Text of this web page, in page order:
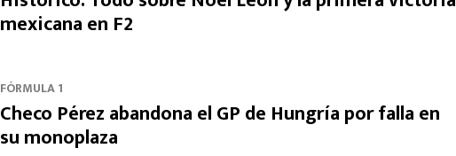
mexicana en F2
FÓRMULA 1
Checo Pérez abandona el GP de Hungría por falla en
su monoplaza